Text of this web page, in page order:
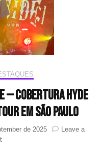
Cobertura HYDE
em São Paulo
de 2025
Leave a
on